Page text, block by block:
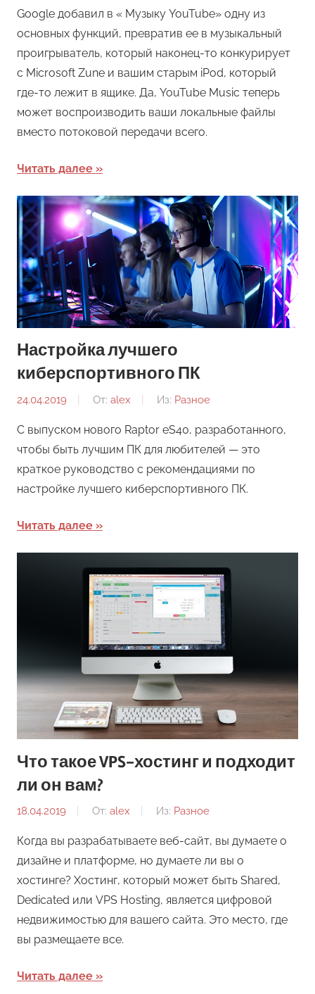
Google добавил в « Музыку YouTube» одну из
основных функций, превратив ее в музыкальный
проигрыватель, который наконец-то конкурирует
с Microsoft Zune и вашим старым iPod, который
где-то лежит в ящике. Да, YouTube Music теперь
может воспроизводить ваши локальные файлы
вместо потоковой передачи всего.
Читать далее
Настройка лучшего
киберспортивного ПК
24.04.2019 От: alex Из: Разное
С выпуском нового Raptor eS40, разработанного,
чтобы быть лучшим ПК для любителей — это
краткое руководство с рекомендациями по
настройке лучшего киберспортивного ПК.
Читать далее
Что такое VPS-хостинг и подходит
ли он вам?
18.04.2019 От: alex Из: Разное
Когда вы разрабатываете веб-сайт, вы думаете о
дизайне и платформе, но думаете ли вы о
хостинге? Хостинг, который может быть Shared,
Dedicated или VPS Hosting, является цифровой
недвижимостью для вашего сайта. Это место, где
вы размещаете все.
Читать далее